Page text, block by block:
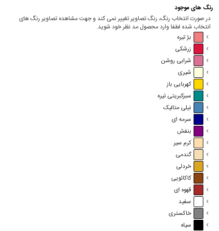
رنگ های موجود
در صورت انتخاب رنگ، رنگ تصاویر تغییر نمی کند و جهت مشاهده تصاویر رنگ های
انتخاب شده لطفا وارد محصول مد نظر خود شوید.
بژ تیره
زرشکی
شرابی روشن
شیری
کهربایی باز
سبزکبریتی تیره
نیلی متالیک
سرمه ای
بنفش
کرم سیر
گندمی
خردلی
کاکائویی
قهوه ای
سفید
خاکستری
سیاه